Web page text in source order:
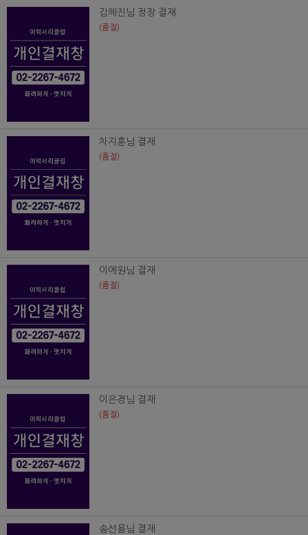
김혜진님 정장 결재
(품절)
차지훈님 결재
(품절)
이애원님 결재
(품절)
이은경님 결재
(품절)
송선용님 결재